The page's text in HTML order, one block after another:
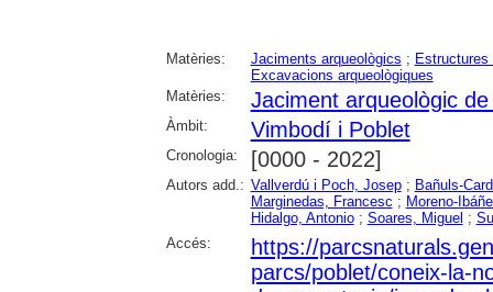
Matèries: Jaciments arqueològics ; Estructures
Excavacions arqueològiques
Matèries:
Jaciment arqueològic
Àmbit: Vimbodí i Poblet
Cronologia: [0000 - 2022]
Autors add.: Vallverdú i Poch, Josep; Bañuls-
Marginedas, Francesc ; Moreno-
Hidalgo, Antonio; Soares, Miguel ;
Accés:
https://
parcs/poblet/coneix-la-